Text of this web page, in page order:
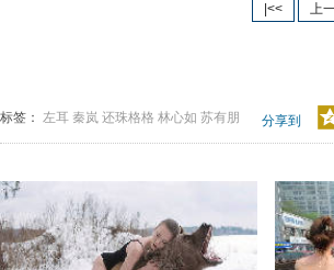
|<< 上
标签： 左耳 秦岚 还珠格格 林心如 苏有朋 分享到